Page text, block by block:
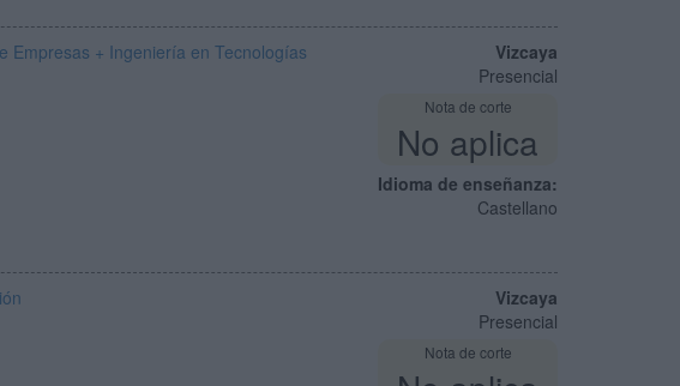
Vizcaya
Presencial
Nota de corte
No aplica
Idioma de enseñanza:
Castellano
Empresas + Ingeniería en Tecnologías
Vizcaya
Presencial
Nota de corte